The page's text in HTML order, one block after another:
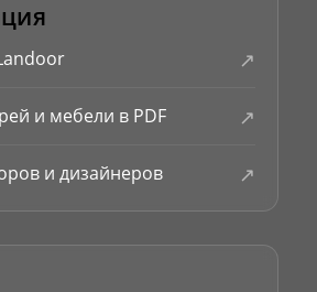
↗
и мебели в PDF ↗
и дизайнеров ↗